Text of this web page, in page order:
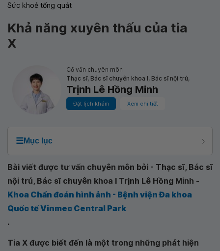
Sức khoẻ tổng quát
Khả năng xuyên thấu của tia
X
Cố vấn chuyên môn
Thạc sĩ, Bác sĩ chuyên khoa I, Bác sĩ nội trú,
Trịnh Lê Hồng Minh
Đặt lịch khám Xem chi tiết
☰Mục lục
Bài viết được tư vấn chuyên môn bởi - Thạc sĩ, Bác sĩ
nội trú, Bác sĩ chuyên khoa I Trịnh Lê Hồng Minh -
Khoa Chẩn đoán hình ảnh - Bệnh viện Đa khoa
Quốc tế Vinmec Central Park
.
Tia X được biết đến là một trong những phát hiện